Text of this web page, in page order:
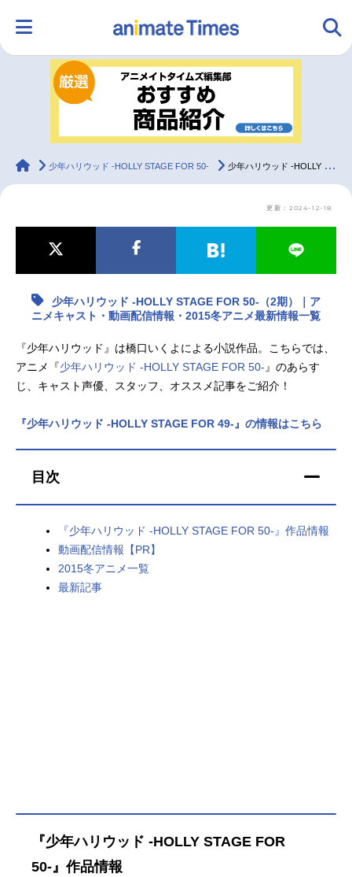
ランキング アニメ
ラジオ グッズ
最新記事一覧
アニメ記事一覧 声優記事一覧
アニメ映画一覧 実写化映画一覧
春アニメ 夏アニメ
秋アニメ
FOLLOW US
animateTimes
少年ハリウッド -HOLLY STAGE FOR 50- 少年ハリウッド -HOLLY STAGE FOR 50-（2期）｜アニメキャスト・動画配信情報・2015冬アニメ最新情報一覧
更新：2024-12-18
少年ハリウッド -HOLLY STAGE FOR 50-（2期）｜ア
ニメキャスト・動画配信情報・2015冬アニメ最新情報一覧
『少年ハリウッド』は橋口いくよによる小説作品。こちらでは、
アニメ『少年ハリウッド -HOLLY STAGE FOR 50- 』のあらす
じ、キャスト声優、スタッフ、オススメ記事をご紹介！
『少年ハリウッド -HOLLY STAGE FOR 49-』の情報はこちら
目次
『少年ハリウッド -HOLLY STAGE FOR 50-』作品情報
動画配信情報【PR】
2015冬アニメ一覧
最新記事
『少年ハリウッド -HOLLY STAGE FOR
50-』作品情報